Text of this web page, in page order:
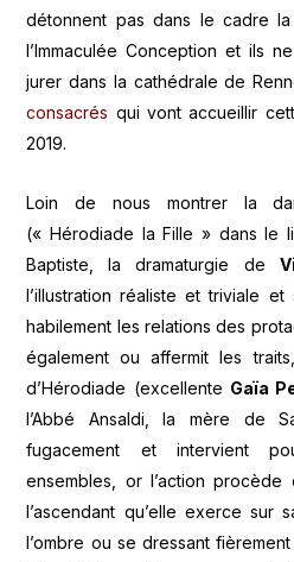
détonnent pas dans le cadre
l’Immaculée Conception et ils
jurer dans la cathédrale de
consacrés qui vont accueillir
2019.
Loin de nous montrer la
(« Hérodiade la Fille » dans le
Baptiste, la dramaturgie de
l’illustration réaliste et triviale
habilement les relations des
également ou affermit les
d’Hérodiade (excellente Gaïa
l’Abbé Ansaldi, la mère de
fugacement et intervient
ensembles, or l’action
l’ascendant qu’elle exerce sur
l’ombre ou se dressant